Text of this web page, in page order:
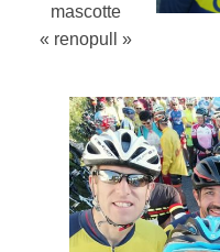
mascotte
« renopull »